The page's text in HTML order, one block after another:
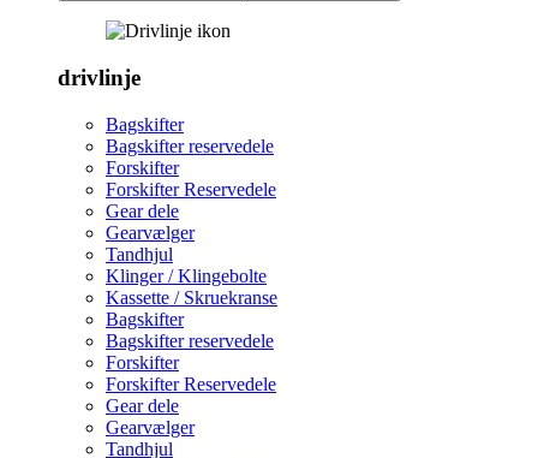
drivlinje
Bagskifter
Bagskifter reservedele
Forskifter
Forskifter Reservedele
Gear dele
Gearvælger
Tandhjul
Klinger / Klingebolte
Kassette / Skruekranse
Bagskifter
Bagskifter reservedele
Forskifter
Forskifter Reservedele
Gear dele
Gearvælger
Tandhjul